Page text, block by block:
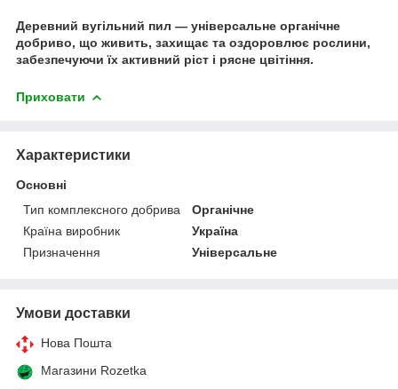
Деревний вугільний пил — універсальне органічне
добриво, що живить, захищає та оздоровлює рослини,
забезпечуючи їх активний ріст і рясне цвітіння.
Приховати
Характеристики
Основні
Тип комплексного добрива
Органічне
Країна виробник
Україна
Призначення
Універсальне
Умови доставки
Нова Пошта
Магазини Rozetka